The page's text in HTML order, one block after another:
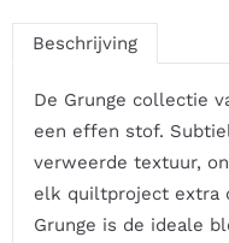
Beschrijving
De Grunge collectie
een effen stof.
verweerde textuur,
elk quiltproject extra
Grunge is de ideale